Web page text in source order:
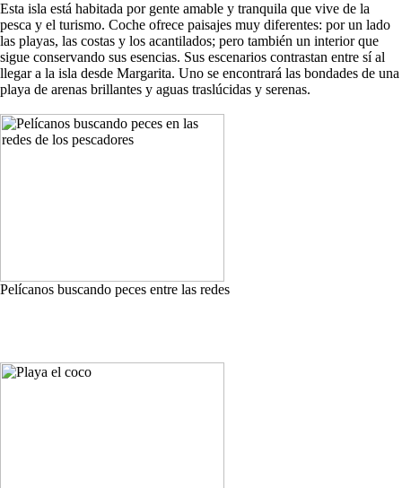
Esta isla está habitada por gente amable y tranquila que vive de la
pesca y el turismo. Coche ofrece paisajes muy diferentes: por un lado
las playas, las costas y los acantilados; pero también un interior que
sigue conservando sus esencias. Sus escenarios contrastan entre sí al
llegar a la isla desde Margarita. Uno se encontrará las bondades de una
playa de arenas brillantes y aguas traslúcidas y serenas.
Pelícanos buscando peces entre las redes